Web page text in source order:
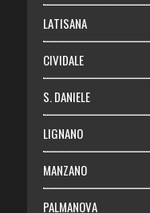
Login
LATISANA
CIVIDALE
S. DANIELE
LIGNANO
MANZANO
PALMANOVA